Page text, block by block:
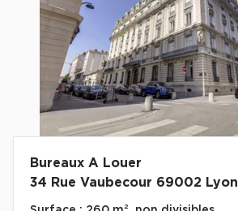
Bureaux A Louer
34 Rue Vaubecour 69002 Lyon